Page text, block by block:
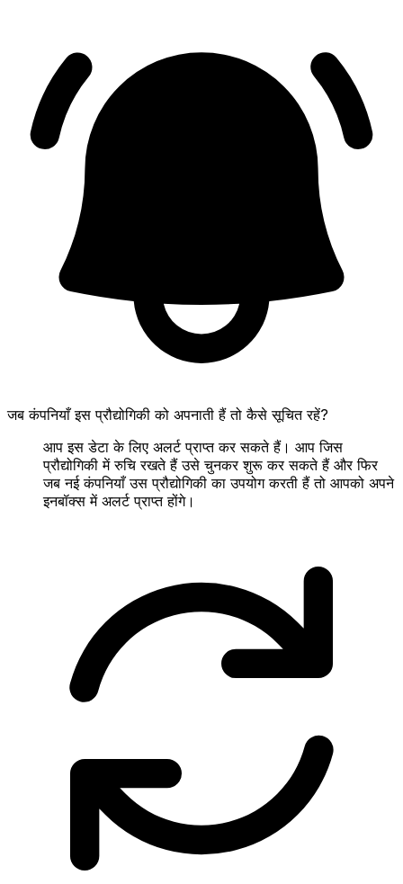
जब कंपनियाँ इस प्रौद्योगिकी को अपनाती हैं तो कैसे सूचित रहें?
आप इस डेटा के लिए अलर्ट प्राप्त कर सकते हैं। आप जिस
प्रौद्योगिकी में रुचि रखते हैं उसे चुनकर शुरू कर सकते हैं और फिर
जब नई कंपनियाँ उस प्रौद्योगिकी का उपयोग करती हैं तो आपको अपने
इनबॉक्स में अलर्ट प्राप्त होंगे।